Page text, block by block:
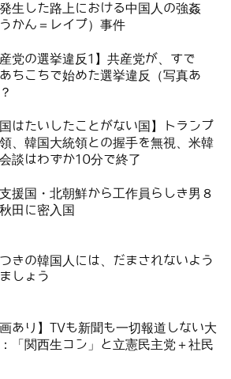
生した路上における中国人の強姦
うかん＝レイプ）事件
産党の選挙違反1】共産党が、すで
ちこちで始めた選挙違反（写真あ
国はたいしたことがない国】トランプ
、韓国大統領との握手を無視、米韓
談はわずか10分で終了
援国・北朝鮮から工作員らしき男８
田に密入国
きの韓国人には、だまされないよう
しょう
画あり】TVも新聞も一切報道しない大
「関西生コン」と立憲民主党＋社民